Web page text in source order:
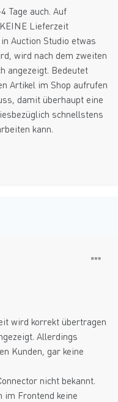
Tage auch. Auf
Lieferzeit
Auction Studio etwas
wird nach dem zweiten
angezeigt. Bedeutet
Artikel im Shop aufrufen
damit überhaupt eine
schnellstens
kann.
wird korrekt übertragen
Allerdings
Kunden, gar keine
nicht bekannt.
im Frontend keine